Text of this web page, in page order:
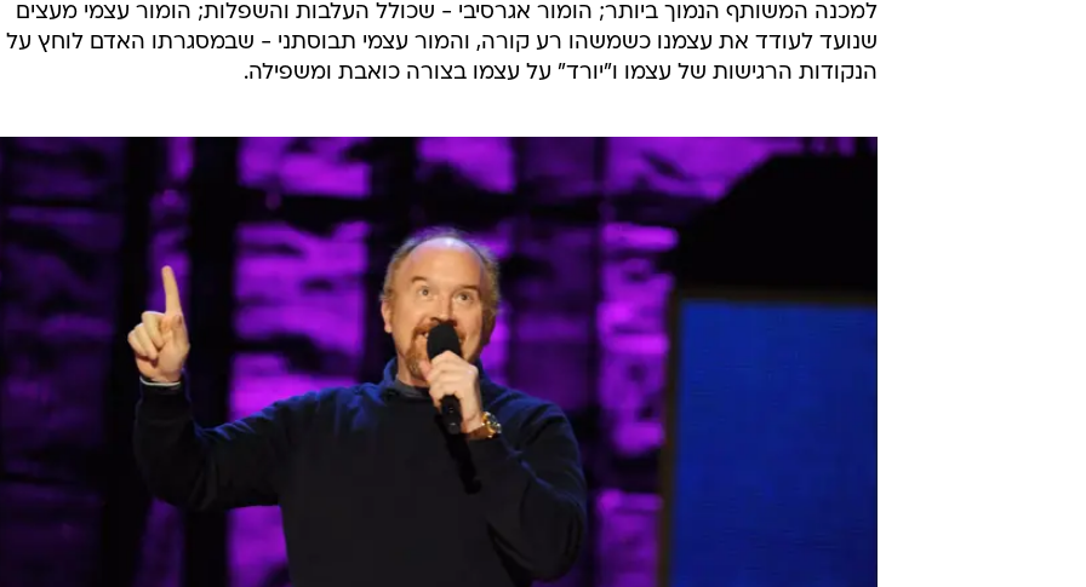
למכנה המשותף הנמוך ביותר; הומור אגרסיבי - שכולל העלבות והשפלות; הומור עצמי מעצים
שנועד לעודד את עצמנו כשמשהו רע קורה, והמור עצמי תבוסתני - שבמסגרתו האדם לוחץ על
הנקודות הרגישות של עצמו ו"יורד" על עצמו בצורה כואבת ומשפילה.